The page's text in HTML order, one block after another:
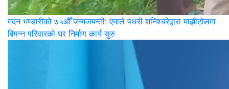
मदन भण्डारीको ७५औँ जन्मजयन्ती: एमाले पथरी शनिश्चरेद्वारा माझीटोलमा
विपन्न परिवारको घर निर्माण कार्य सुरु